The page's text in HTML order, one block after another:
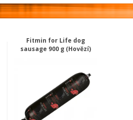
Fitmin for Life dog
sausage 900 g (Hovězí)